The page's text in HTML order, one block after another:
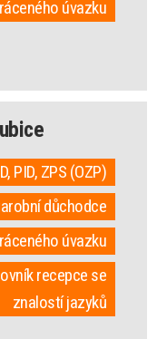
úvazku
PID, ZPS (OZP)
důchodce
úvazku
recepce se
znalostí jazyků